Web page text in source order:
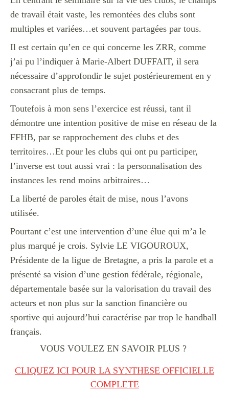
de travail était vaste, les remontées des clubs sont
multiples et variées…et souvent partagées par tous.
Il est certain qu’en ce qui concerne les ZRR, comme
j’ai pu l’indiquer à Marie-Albert DUFFAIT, il sera
nécessaire d’approfondir le sujet postérieurement en y
consacrant plus de temps.
Toutefois à mon sens l’exercice est réussi, tant il
démontre une intention positive de mise en réseau de la
FFHB, par se rapprochement des clubs et des
territoires…Et pour les clubs qui ont pu participer,
l’inverse est tout aussi vrai : la personnalisation des
instances les rend moins arbitraires…
La liberté de paroles était de mise, nous l’avons
utilisée.
Pourtant c’est une intervention d’une élue qui m’a le
plus marqué je crois. Sylvie LE VIGOUROUX,
Présidente de la ligue de Bretagne, a pris la parole et a
présenté sa vision d’une gestion fédérale, régionale,
départementale basée sur la valorisation du travail des
acteurs et non plus sur la sanction financière ou
sportive qui aujourd’hui caractérise par trop le handball
français.
VOUS VOULEZ EN SAVOIR PLUS ?
CLIQUEZ ICI POUR LA SYNTHESE OFFICIELLE
COMPLETE